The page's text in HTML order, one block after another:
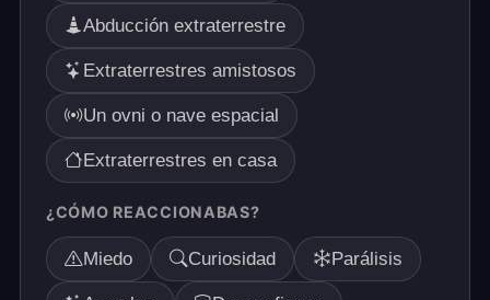
Abducción extraterrestre
Extraterrestres amistosos
Un ovni o nave espacial
Extraterrestres en casa
¿CÓMO REACCIONABAS?
Miedo Curiosidad Parálisis